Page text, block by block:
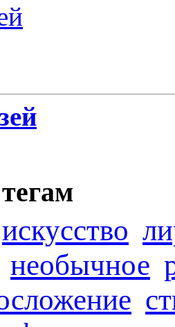
искусство
необычное